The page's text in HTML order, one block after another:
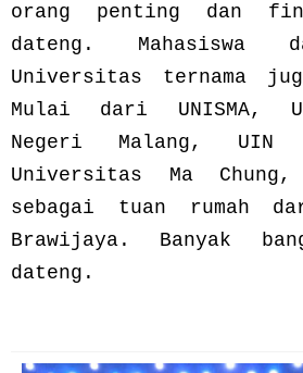
orang penting dan
dateng. Mahasiswa
Universitas ternama
Mulai dari UNISMA,
Negeri Malang, UIN
Universitas Ma
sebagai tuan rumah
Brawijaya. Banyak
dateng.